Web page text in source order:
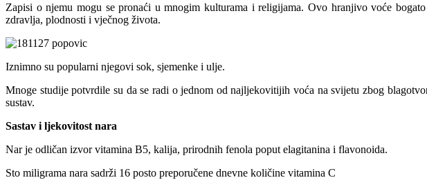
Zapisi o njemu mogu se pronaći u mnogim kulturama i religijama. Ovo hranjivo voće
zdravlja, plodnosti i vječnog života.
Iznimno su popularni njegovi sok, sjemenke i ulje.
Mnoge studije potvrdile su da se radi o jednom od najljekovitijih voća na svijetu zbog
sustav.
Sastav i ljekovitost nara
Nar je odličan izvor vitamina B5, kalija, prirodnih fenola poput elagitanina i flavonoida.
Sto miligrama nara sadrži 16 posto preporučene dnevne količine vitamina C